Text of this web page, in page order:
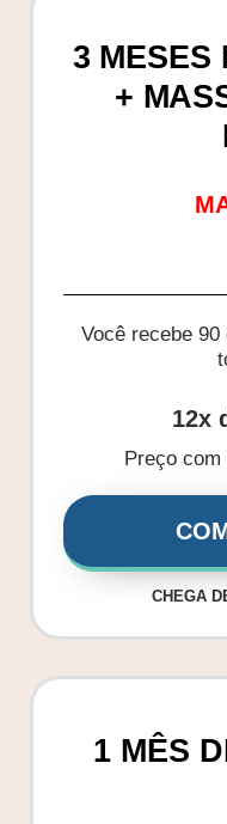
3 MESES
+
Você recebe
12x
Preço
CHEGA
1 MÊS